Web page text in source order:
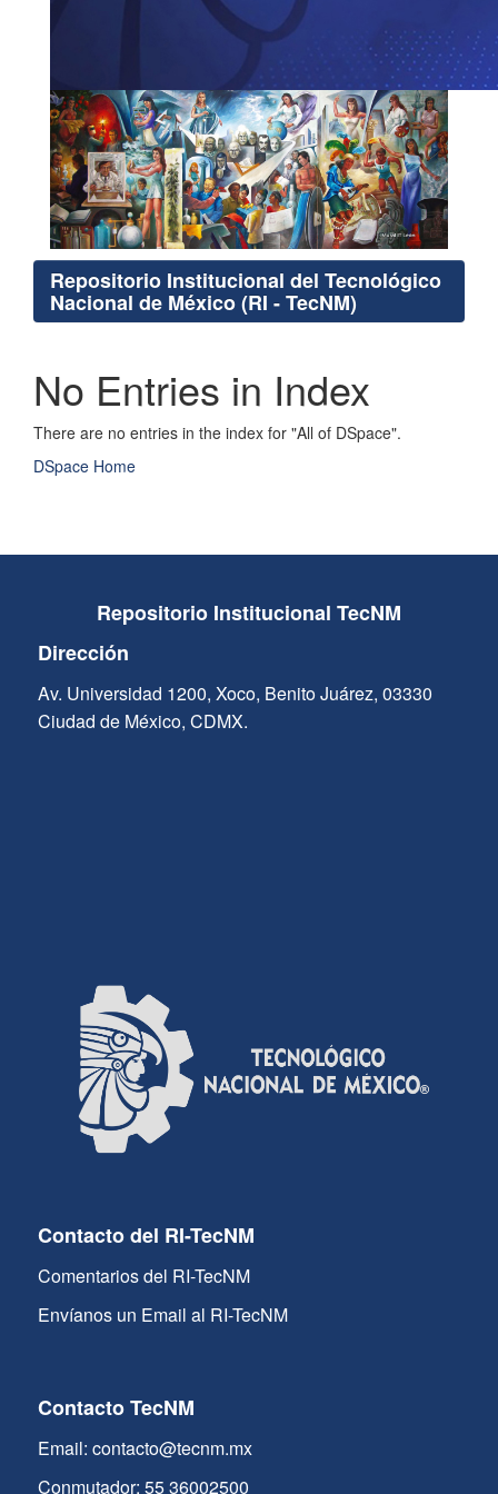
Repositorio Institucional del Tecnológico
Nacional de México (RI - TecNM)
No Entries in Index
There are no entries in the index for "All of DSpace".
DSpace Home
Repositorio Institucional TecNM
Dirección
Av. Universidad 1200, Xoco, Benito Juárez, 03330
Ciudad de México, CDMX.
Contacto del RI-TecNM
Comentarios del RI-TecNM
Envíanos un Email al RI-TecNM
Contacto TecNM
Email: contacto@tecnm.mx
Conmutador: 55 36002500